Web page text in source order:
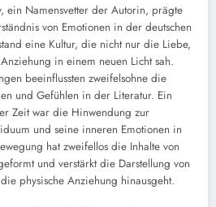
ein Namensvetter der Autorin, prägte
von Emotionen in der deutschen
eine Kultur, die nicht nur die Liebe,
in einem neuen Licht sah.
beeinflussten zweifelsohne die
und Gefühlen in der Literatur. Ein
Zeit war die Hinwendung zur
und seine inneren Emotionen in
hat zweifellos die Inhalte von
und verstärkt die Darstellung von
physische Anziehung hinausgeht.